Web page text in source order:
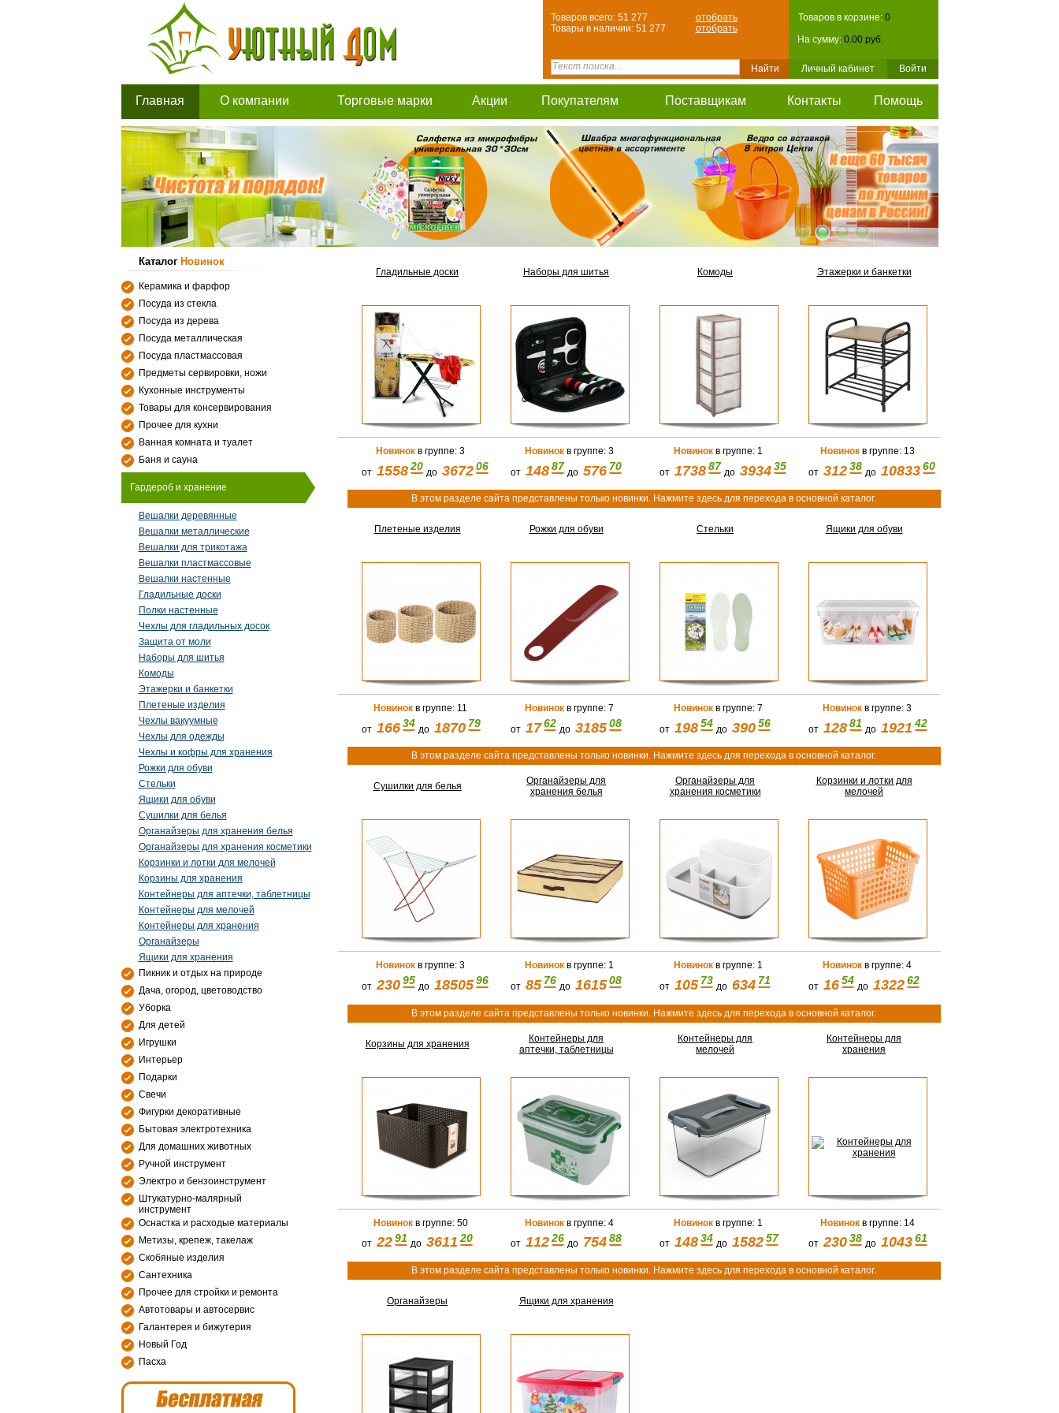
Товаров в корзине: 0
На сумму: 0.00 руб.
Личный кабинет Войти
Товаров всего: 51 277
отобрать
Товары в наличии: 51 277
отобрать
Главная О компании Торговые марки Акции Покупателям Поставщикам Контакты Помощь
Каталог Новинок
Керамика и фарфор
Посуда из стекла
Посуда из дерева
Посуда металлическая
Посуда пластмассовая
Предметы сервировки, ножи
Кухонные инструменты
Товары для консервирования
Прочее для кухни
Ванная комната и туалет
Баня и сауна
Гардероб и хранение
Вешалки деревянные
Вешалки металлические
Вешалки для трикотажа
Вешалки пластмассовые
Вешалки настенные
Гладильные доски
Полки настенные
Чехлы для гладильных досок
Защита от моли
Наборы для шитья
Комоды
Этажерки и банкетки
Плетеные изделия
Чехлы вакуумные
Чехлы для одежды
Чехлы и кофры для хранения
Рожки для обуви
Стельки
Ящики для обуви
Сушилки для белья
Органайзеры для хранения белья
Органайзеры для хранения косметики
Корзинки и лотки для мелочей
Корзины для хранения
Контейнеры для аптечки, таблетницы
Контейнеры для мелочей
Контейнеры для хранения
Органайзеры
Ящики для хранения
Пикник и отдых на природе
Дача, огород, цветоводство
Уборка
Для детей
Игрушки
Интерьер
Подарки
Свечи
Фигурки декоративные
Бытовая электротехника
Для домашних животных
Ручной инструмент
Электро и бензоинструмент
Штукатурно-малярный
инструмент
Оснастка и расходые материалы
Метизы, крепеж, такелаж
Скобяные изделия
Сантехника
Прочее для стройки и ремонта
Автотовары и автосервис
Галантерея и бижутерия
Новый Год
Пасха
Гладильные доски
Новинок в группе: 3
от 1558 20до 3672 06
Наборы для шитья
Новинок в группе: 3
от 148 87до 576 70
Комоды
Новинок в группе: 1
от 1738 87до 3934 35
Этажерки и банкетки
Новинокв группе: 13
от 312 38до 10833 60
В этом разделе сайта представлены только новинки. Нажмите здесь для перехода в основной каталог.
Плетеные изделия
Новинок в группе: 11
от 166 34до 1870 79
Рожки для обуви
Новинок в группе: 7
от 17 62до 3185 08
Стельки
Новинок в группе: 7
от 198 54до 390 56
Ящики для обуви
Новинок в группе: 3
от 128 81до 1921 42
В этом разделе сайта представлены только новинки. Нажмите здесь для перехода в основной каталог.
Сушилки для белья
Новинок в группе: 3
от230 95до 18505 96
Органайзеры для
хранения белья
Новинок в группе: 1
от 85 76до 1615 08
Органайзеры для
хранения косметики
Новинок в группе: 1
от 105 73до 634 71
Корзинки и лотки для
мелочей
Новинок в группе: 4
от 16 54до 1322 62
В этом разделе сайта представлены только новинки. Нажмите здесь для перехода в основной каталог.
Корзины для хранения
Новинокв группе: 50
от22 91до 3611 20
Контейнеры для
аптечки, таблетницы
Новинок в группе: 4
от 112 26до 754 88
Контейнеры для
мелочей
Новинок в группе: 1
от 148 34до 1582 57
Контейнеры для
хранения
Новинокв группе: 14
от230 38до 1043 61
В этом разделе сайта представлены только новинки. Нажмите здесь для перехода в основной каталог.
Органайзеры Ящики для хранения